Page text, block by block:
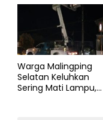
Warga Malingping
Selatan Keluhkan
Sering Mati Lampu,